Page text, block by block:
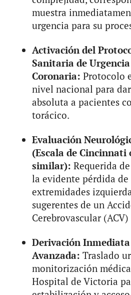
muestra
urgencia para su
Activación del
Sanitaria de Urgencia
Coronaria: Protocolo
nivel nacional para
absoluta a pacientes
torácico.
Evaluación
(Escala de Cincinnati
similar): Requerida
la evidente pérdida
extremidades
sugerentes de un
Cerebrovascular
Derivación
Avanzada: Traslado
monitorización
Hospital de Victoria